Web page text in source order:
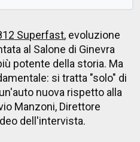
Superfast, evoluzione
al Salone di Ginevra
potente della storia. Ma
si tratta "solo" di
nuova rispetto alla
Manzoni, Direttore
dell'intervista.